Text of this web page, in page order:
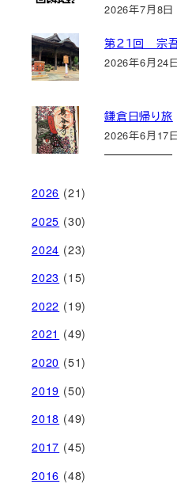
2026年7月8日
第２１回 宗
2026年6月24
鎌倉日帰り旅
2026年6月17
2026 (21)
2025 (30)
2024 (23)
2023 (15)
2022 (19)
2021 (49)
2020 (51)
2019 (50)
2018 (49)
2017 (45)
2016 (48)